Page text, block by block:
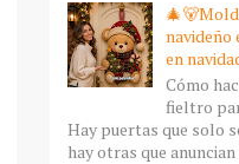
en
Cómo
fieltro
Hay puertas que solo
hay otras que anuncian